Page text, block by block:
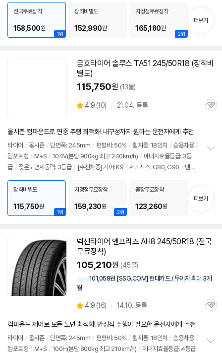
기
1위
전국무료장착
158,500원
장착비별도
152,990원
2위
지정점무료장착
165,180원
더보기
금호타이어 솔루스 TA51 245/50R18 (장착비
별도)
115,750원 (13몰)
별
4.9 (상
뷰
10) 21.04. 등록
관
올시즌 컴파운드로 연중 주행 최적화! 내구성까지 원하는 운전자에게 추천
타이어 / 올시즌 / 단면폭: 245mm / 편평비: 50% / 휠지름: 18인치 / 승용차용 /
컴포트형 / M+S / 104V(본당 900kg·최고 240km/h) / 에너지효율등급: 3등
급 / 젖은노면제동력: 3등급 / [추천차종] 기아: K9 / 제네시스: G80, G90 / 벤츠:
기
1위
장착비별도
115,750원
2위
지정점무료장착
159,230원
출장무료장착
123,260원
더보기
넥센타이어 엔프리즈 AH8 245/50R18 (전국
무료장착)
105,210원 (45몰)
101,058원 [SSG.COM] 현대카드 / 무이자 최대 3개
월
별
점
4.9 (상
리
뷰
16) 14.10. 등록
관
컴파운드 제어로 모든 노면 최적화! 안정적 주행이 필요한 운전자에게 추천
타이어 / 올시즌 / 단면폭: 245mm / 편평비: 50% / 휠지름: 18인치 / 승용차용 /
컴포트형 / M+S / 100H(본당 800kg·최고 210km/h) / 에너지효율등급: 4등급
세부정보 열기/접기